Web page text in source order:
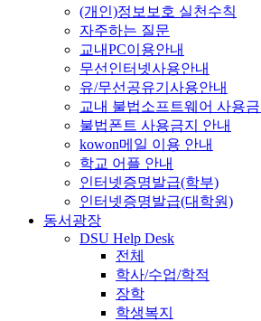
(개인)정보보호 실천수칙
자주하는 질문
교내PC이용안내
무선인터넷사용안내
유/무선공유기사용안내
교내 불법소프트웨어 사용
불법폰트 사용금지 안내
kowon메일 이용 안내
학교 어플 안내
인터넷증명발급(학부)
인터넷증명발급(대학원)
동서광장
DSU Help Desk
전체
학사/수업/학적
장학
학생복지